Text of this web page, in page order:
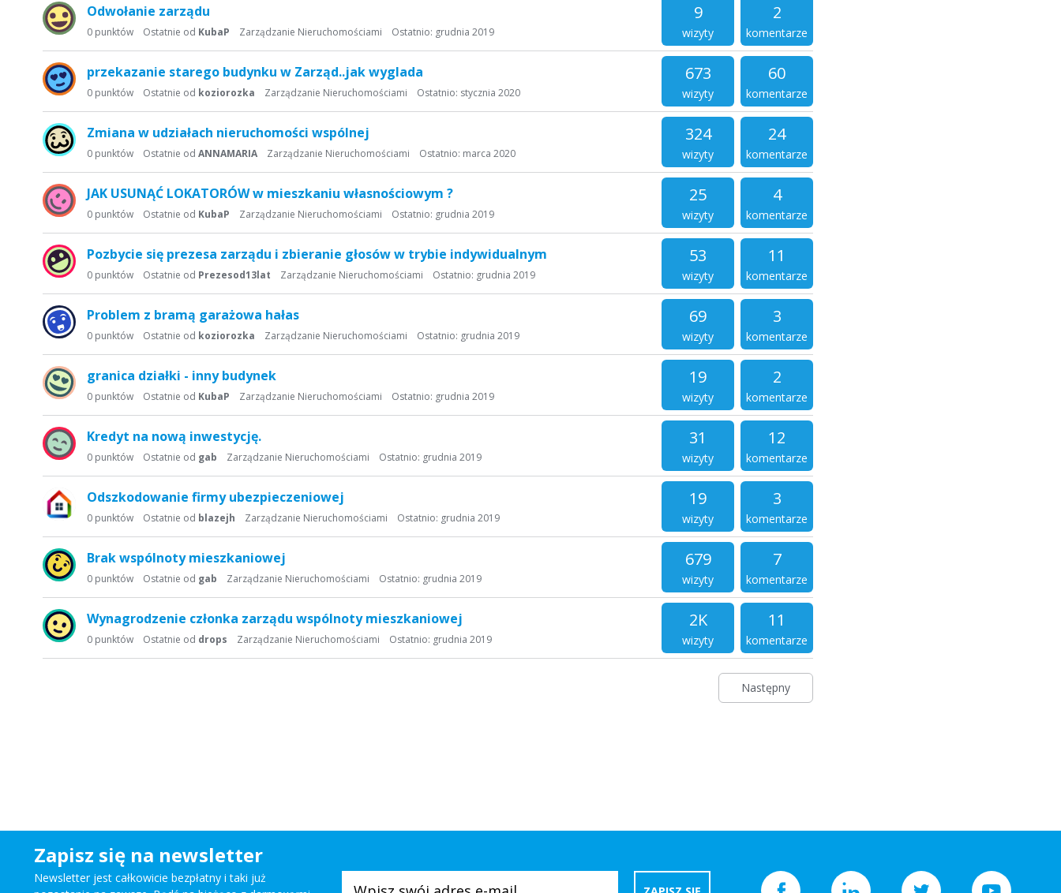
Odwołanie zarządu 9
wizyty
2
komentarze
0 punktów Ostatnie od KubaP Ostatnio: grudnia 2019
Zarządzanie Nieruchomościami
przekazanie starego budynku w Zarząd..jak wyglada 673
wizyty
60
komentarze
0 punktów Ostatnie od koziorozka Ostatnio: stycznia 2020
Zarządzanie Nieruchomościami
Zmiana w udziałach nieruchomości wspólnej 324
wizyty
24
komentarze
0 punktów Ostatnie od ANNAMARIA Ostatnio: marca 2020
Zarządzanie Nieruchomościami
JAK USUNĄĆ LOKATORÓW w mieszkaniu własnościowym ? 25
wizyty
4
komentarze
0 punktów Ostatnie od KubaP Ostatnio: grudnia 2019
Zarządzanie Nieruchomościami
Pozbycie się prezesa zarządu i zbieranie głosów w trybie indywidualnym 53
wizyty
11
komentarze
0 punktów Ostatnie od Prezesod13lat Ostatnio: grudnia 2019
Zarządzanie Nieruchomościami
Problem z bramą garażowa hałas 69
wizyty
3
komentarze
0 punktów Ostatnie od koziorozka Ostatnio: grudnia 2019
Zarządzanie Nieruchomościami
granica działki - inny budynek 19
wizyty
2
komentarze
0 punktów Ostatnie od KubaP Ostatnio: grudnia 2019
Zarządzanie Nieruchomościami
Kredyt na nową inwestycję. 31
wizyty
12
komentarze
0 punktów Ostatnie od gab Ostatnio: grudnia 2019
Zarządzanie Nieruchomościami
Odszkodowanie firmy ubezpieczeniowej 19
wizyty
3
komentarze
0 punktów Ostatnie od blazejh Ostatnio: grudnia 2019
Zarządzanie Nieruchomościami
Brak wspólnoty mieszkaniowej 679
wizyty
7
komentarze
0 punktów Ostatnie od gab Ostatnio: grudnia 2019
Zarządzanie Nieruchomościami
Wynagrodzenie członka zarządu wspólnoty mieszkaniowej 2K
wizyty
11
komentarze
0 punktów Ostatnie od drops Ostatnio: grudnia 2019
Zarządzanie Nieruchomościami
Następny
Zapisz się na newsletter
Newsletter jest całkowicie bezpłatny i taki już